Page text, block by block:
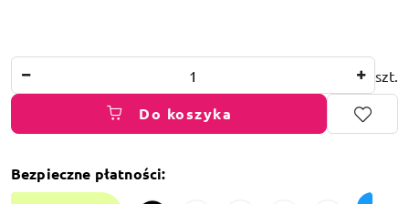
szt.
Do koszyka
Bezpieczne płatności: